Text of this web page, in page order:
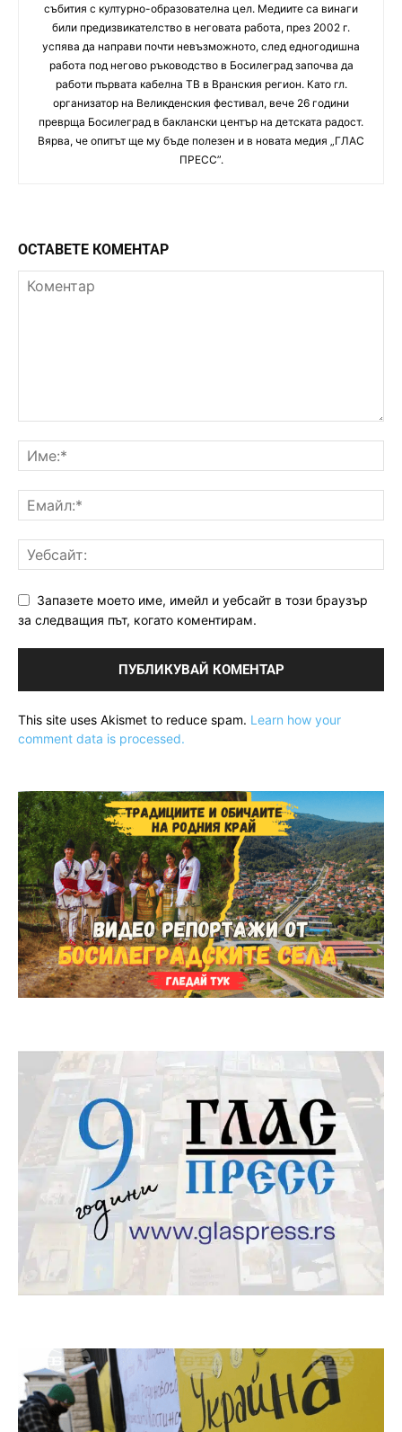
събития с културно-образователна цел. Медиите са винаги
били предизвикателство в неговата работа, през 2002 г.
успява да направи почти невъзможното, след едногодишна
работа под негово ръководство в Босилеград започва да
работи първата кабелна ТВ в Вранския регион. Като гл.
организатор на Великденския фестивал, вече 26 години
преврща Босилеград в баклански център на детската радост.
Вярва, че опитът ще му бъде полезен и в новата медия „ГЛАС
ПРЕСС”.
ОСТАВЕТЕ КОМЕНТАР
Запазете моето име, имейл и уебсайт в този браузър
за следващия път, когато коментирам.
This site uses Akismet to reduce spam. Learn how your
comment data is processed.